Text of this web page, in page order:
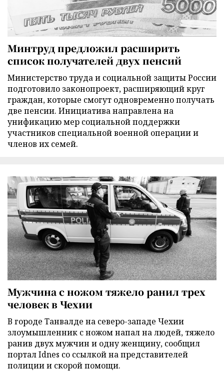
Минтруд предложил расширить
список получателей двух пенсий
Министерство труда и социальной защиты России
подготовило законопроект, расширяющий круг
граждан, которые смогут одновременно получать
две пенсии. Инициатива направлена на
унификацию мер социальной поддержки
участников специальной военной операции и
членов их семей.
Мужчина с ножом тяжело ранил трех
человек в Чехии
В городе Танвалде на северо-западе Чехии
злоумышленник с ножом напал на людей, тяжело
ранив двух мужчин и одну женщину, сообщил
портал Idnes со ссылкой на представителей
полиции и скорой помощи.